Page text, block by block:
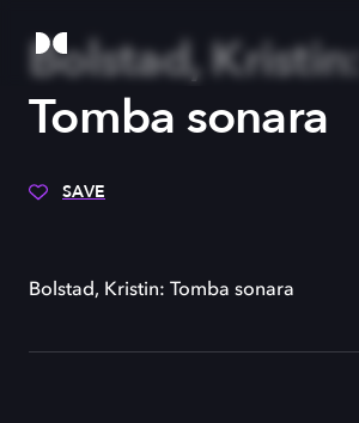
Bolstad, Kristin:
Tomba sonara
SAVE
Bolstad, Kristin: Tomba sonara